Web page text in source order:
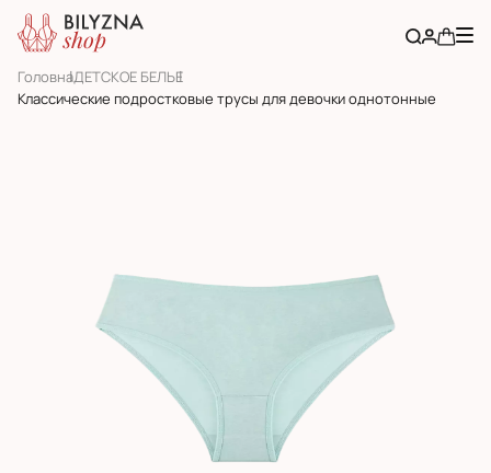
ГоловнаДЕТСКОЕ БЕЛЬЕ
Классические подростковые трусы для девочки однотонные